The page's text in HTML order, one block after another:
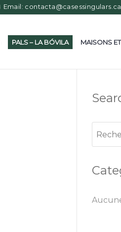
Email:
PALS – LA BÓVILA MAISONS